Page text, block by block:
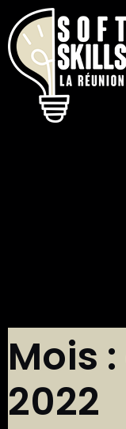
Mois :
2022